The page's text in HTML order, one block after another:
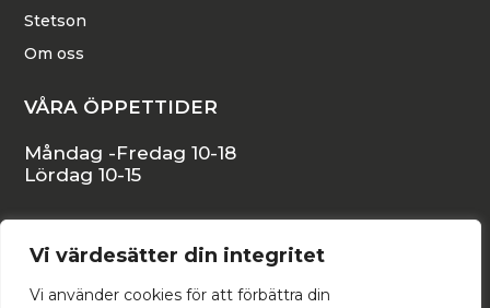
Vi värdesätter din integritet
Vi använder cookies för att förbättra din
Stetson
Om oss
VÅRA ÖPPETTIDER
Måndag -Fredag 10-18
Lördag 10-15
Stora Östergatan 16, 271 34 YSTAD